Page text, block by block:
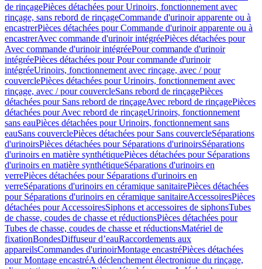
de rinçagePièces détachées pour Urinoirs, fonctionnement avec
rinçage, sans rebord de rinçageCommande d'urinoir apparente ou à
encastrerPièces détachées pour Commande d'urinoir apparente ou à
encastrerAvec commande d'urinoir intégréePièces détachées pour
Avec commande d'urinoir intégréePour commande d'urinoir
intégréePièces détachées pour Pour commande d'urinoir
intégréeUrinoirs, fonctionnement avec rinçage, avec / pour
couverclePièces détachées pour Urinoirs, fonctionnement avec
rinçage, avec / pour couvercleSans rebord de rinçagePièces
détachées pour Sans rebord de rinçageAvec rebord de rinçagePièces
détachées pour Avec rebord de rinçageUrinoirs, fonctionnement
sans eauPièces détachées pour Urinoirs, fonctionnement sans
eauSans couverclePièces détachées pour Sans couvercleSéparations
d'urinoirsPièces détachées pour Séparations d'urinoirsSéparations
d'urinoirs en matière synthétiquePièces détachées pour Séparations
d'urinoirs en matière synthétiqueSéparations d'urinoirs en
verrePièces détachées pour Séparations d'urinoirs en
verreSéparations d'urinoirs en céramique sanitairePièces détachées
pour Séparations d'urinoirs en céramique sanitaireAccessoiresPièces
détachées pour AccessoiresSiphons et accessoires de siphonsTubes
de chasse, coudes de chasse et réductionsPièces détachées pour
Tubes de chasse, coudes de chasse et réductionsMatériel de
fixationBondesDiffuseur d’eauRaccordements aux
appareilsCommandes d'urinoirMontage encastréPièces détachées
pour Montage encastréA déclenchement électronique du rinçage,